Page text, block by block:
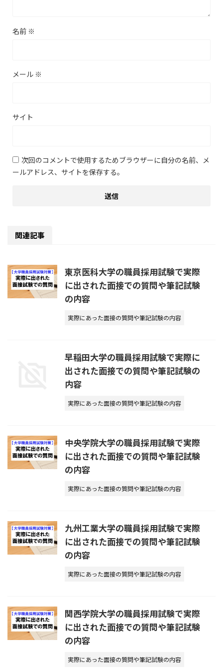
名前 ※
メール ※
サイト
次回のコメントで使用するためブラウザーに自分の名前、メ
ールアドレス、サイトを保存する。
関連記事
東京医科大学の職員採用試験で実際
に出された面接での質問や筆記試験
の内容
実際にあった面接の質問や筆記試験の内容
早稲田大学の職員採用試験で実際に
出された面接での質問や筆記試験の
内容
実際にあった面接の質問や筆記試験の内容
中央学院大学の職員採用試験で実際
に出された面接での質問や筆記試験
の内容
実際にあった面接の質問や筆記試験の内容
九州工業大学の職員採用試験で実際
に出された面接での質問や筆記試験
の内容
実際にあった面接の質問や筆記試験の内容
関西学院大学の職員採用試験で実際
に出された面接での質問や筆記試験
の内容
実際にあった面接の質問や筆記試験の内容